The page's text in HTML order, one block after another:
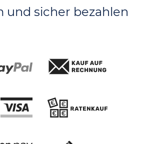
und sicher bezahlen